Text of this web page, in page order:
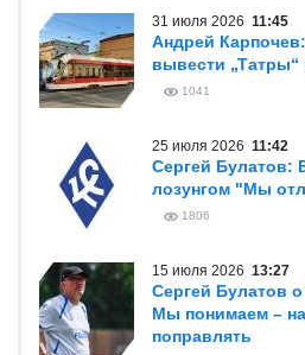
31 июля 2026 11:45
Андрей
вывести „Татры“
1041
25 июля 2026 11:42
Сергей Булатов:
лозунгом "Мы
1806
15 июля 2026 13:27
Сергей Булатов
Мы понимаем –
поправлять